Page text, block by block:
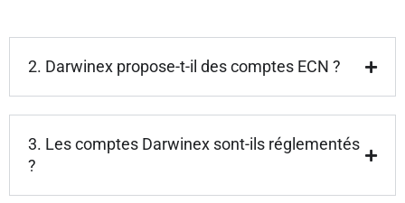
2. Darwinex propose-t-il des comptes ECN ?
3. Les comptes Darwinex sont-ils réglementés
?